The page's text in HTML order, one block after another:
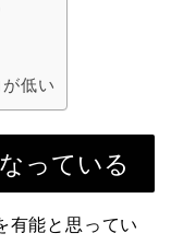
低い
っている
有能と思ってい